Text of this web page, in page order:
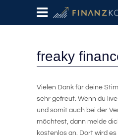
freaky
Vielen Dank für deine
sehr gefreut. Wenn du
und somit auch bei der
möchtest, dann melde
kostenlos an. Dort wird